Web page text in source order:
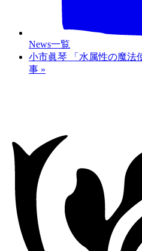
News一覧
小市眞琴 「水属性の魔法
事 »